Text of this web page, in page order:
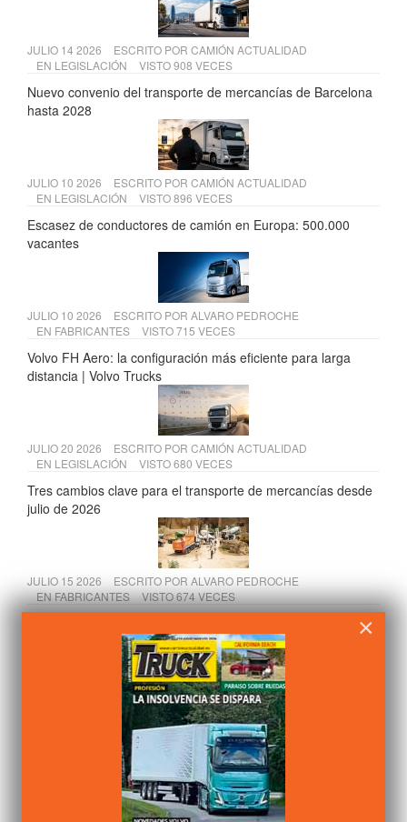
JULIO 14 2026 ESCRITO POR CAMIÓN ACTUALIDAD
EN LEGISLACIÓN VISTO 908 VECES
Nuevo convenio del transporte de mercancías de Barcelona
hasta 2028
JULIO 10 2026 ESCRITO POR CAMIÓN ACTUALIDAD
EN LEGISLACIÓN VISTO 896 VECES
Escasez de conductores de camión en Europa: 500.000
vacantes
JULIO 10 2026 ESCRITO POR ALVARO PEDROCHE
EN FABRICANTES VISTO 715 VECES
Volvo FH Aero: la configuración más eficiente para larga
distancia | Volvo Trucks
JULIO 20 2026 ESCRITO POR CAMIÓN ACTUALIDAD
EN LEGISLACIÓN VISTO 680 VECES
Tres cambios clave para el transporte de mercancías desde
julio de 2026
JULIO 15 2026 ESCRITO POR ALVARO PEDROCHE
ENFABRICANTES VISTO 674 VECES
Scania presenta sus soluciones para construcción en Osuna
ESCRITO PORALVARO PEDROCHE
FABRICANTES VISTO 652 VECES
AMH comercializará las furgonetas eléctricas Farizon en
×